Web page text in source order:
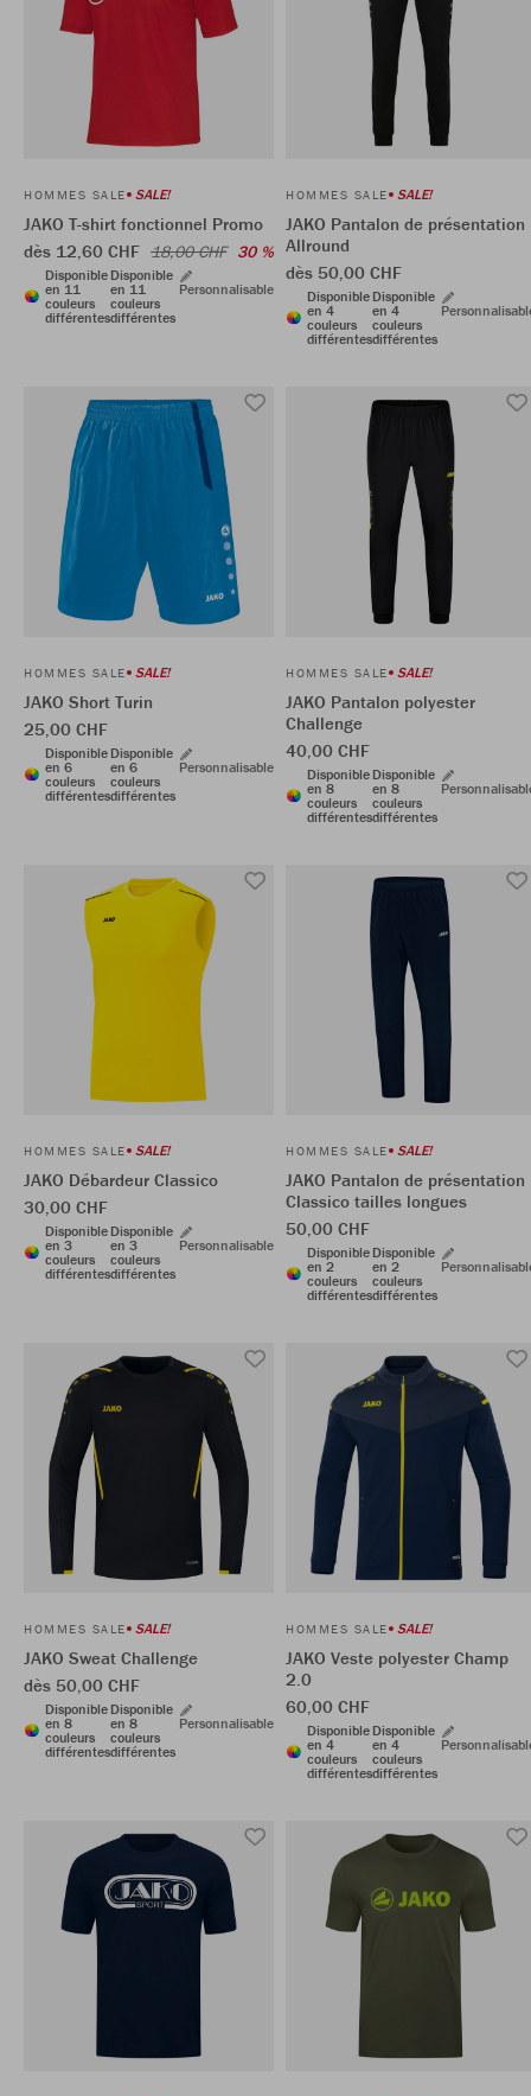
HOMMES SALE SALE!
JAKO T-shirt fonctionnel Promo
dès 12,60 CHF 18,00 CHF 30 %
Disponible
en 11
couleurs
différentes
Disponible
en 11
couleurs
différentes
Personnalisable
HOMMES SALE SALE!
JAKO Pantalon de présentation
Allround
dès 50,00 CHF
Disponible
en 4
couleurs
différentes
Disponible
en 4
couleurs
différentes
HOMMES SALE SALE!
JAKO Short Turin
25,00 CHF
Disponible
en 6
couleurs
différentes
Disponible
en 6
couleurs
différentes
Personnalisable
HOMMES SALE SALE!
JAKO Pantalon polyester
Challenge
40,00 CHF
Disponible
en 8
couleurs
différentes
Disponible
en 8
couleurs
différentes
HOMMES SALE SALE!
JAKO Débardeur Classico
30,00 CHF
Disponible
en 3
couleurs
différentes
Disponible
en 3
couleurs
différentes
Personnalisable
HOMMES SALE SALE!
JAKO Pantalon de présentation
Classico tailles longues
50,00 CHF
Disponible
en 2
couleurs
différentes
Disponible
en 2
couleurs
différentes
HOMMES SALE SALE!
JAKO Sweat Challenge
dès 50,00 CHF
Disponible
en 8
couleurs
différentes
Disponible
en 8
couleurs
différentes
Personnalisable
HOMMES SALE SALE!
JAKO Veste polyester Champ
2.0
60,00 CHF
Disponible
en 4
couleurs
différentes
Disponible
en 4
couleurs
différentes